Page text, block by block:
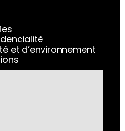
et d’environnement